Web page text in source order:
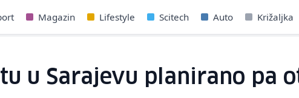
Magazin Lifestyle Scitech Auto Križaljka
u Sarajevu planirano pa